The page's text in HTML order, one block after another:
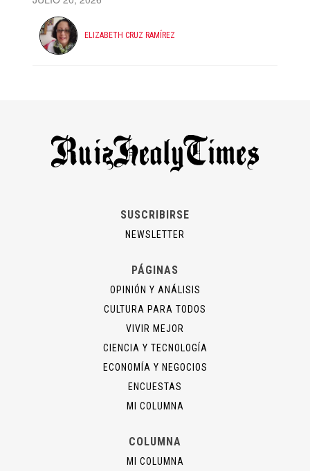
ELIZABETH CRUZ RAMÍREZ
SUSCRIBIRSE
NEWSLETTER
PÁGINAS
OPINIÓN Y ANÁLISIS
CULTURA PARA TODOS
VIVIR MEJOR
CIENCIA Y TECNOLOGÍA
ECONOMÍA Y NEGOCIOS
ENCUESTAS
MI COLUMNA
COLUMNA
MI COLUMNA